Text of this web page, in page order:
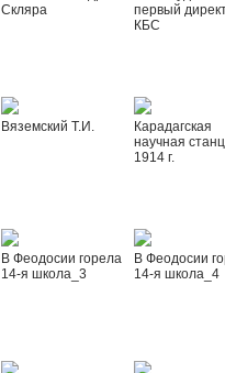
Скляра
первый
КБС
Вяземский Т.И.
Карадагская
научная
1914 г.
В Феодосии горела
14-я школа_3
В Феодосии
14-я школа_4